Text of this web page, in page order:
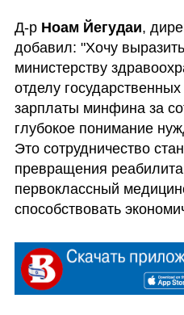
Д-р Ноам Йегудаи,
добавил: "Хочу
министерству
отделу
зарплаты минфина за
глубокое понимание
Это сотрудничество
превращения
первоклассный
способствовать